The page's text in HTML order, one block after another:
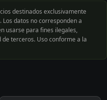
destinados exclusivamente
datos no corresponden a
usarse para fines ilegales,
terceros. Uso conforme a la